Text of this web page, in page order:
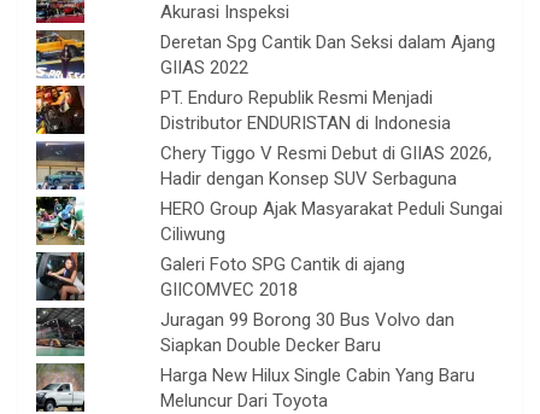
Akurasi Inspeksi
Deretan Spg Cantik Dan Seksi dalam Ajang
GIIAS 2022
PT. Enduro Republik Resmi Menjadi
Distributor ENDURISTAN di Indonesia
Chery Tiggo V Resmi Debut di GIIAS 2026,
Hadir dengan Konsep SUV Serbaguna
HERO Group Ajak Masyarakat Peduli Sungai
Ciliwung
Galeri Foto SPG Cantik di ajang
GIICOMVEC 2018
Juragan 99 Borong 30 Bus Volvo dan
Siapkan Double Decker Baru
Harga New Hilux Single Cabin Yang Baru
Meluncur Dari Toyota